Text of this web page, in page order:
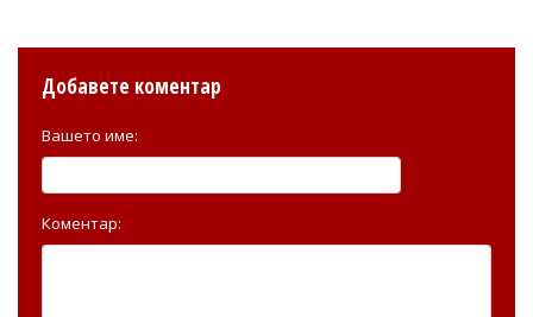
Добавете коментар
Вашето име:
Коментар: